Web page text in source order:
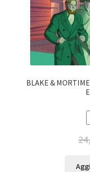
BLAKE &